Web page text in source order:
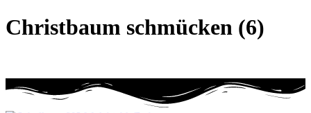
Christbaum schmücken (6)